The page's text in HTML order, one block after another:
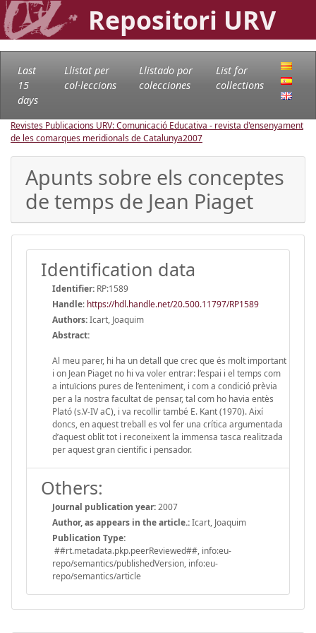
Repositori URV
Last
15
days
Llistat per
col·leccions
Llistado por
colecciones
List for
collections
Revistes Publicacions URV: Comunicació Educativa - revista d'ensenyament
de les comarques meridionals de Catalunya2007
Apunts sobre els conceptes
de temps de Jean Piaget
Identification data
Identifier: RP:1589
Handle: https://hdl.handle.net/20.500.11797/RP1589
Authors:Icart, Joaquim
Abstract:
Al meu parer, hi ha un detall que crec que és molt important
i on Jean Piaget no hi va voler entrar: l’espai i el temps com
a intuïcions pures de l’enteniment, i com a condició prèvia
per a la nostra facultat de pensar, tal com ho havia entès
Plató (s.V-IV aC), i va recollir també E. Kant (1970). Així
doncs, en aquest treball es vol fer una crítica argumentada
d’aquest oblit tot i reconeixent la immensa tasca realitzada
per aquest gran científic i pensador.
Others:
Journal publication year:2007
Author, as appears in the article.:Icart, Joaquim
Publication Type:
##rt.metadata.pkp.peerReviewed##, info:eu-
repo/semantics/publishedVersion, info:eu-
repo/semantics/article